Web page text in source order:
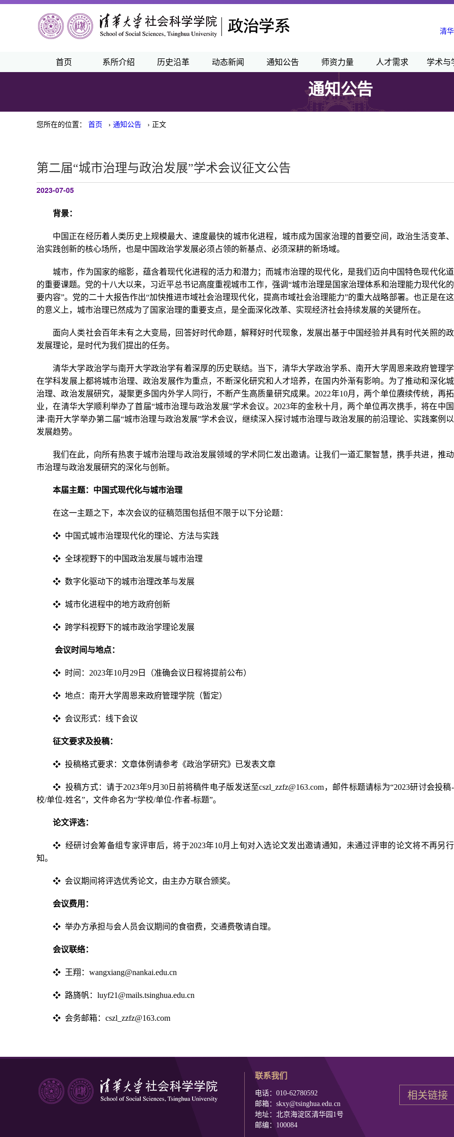
清
首页 系所介绍 历史沿革 动态新闻 通知公告 师资力量 人才需求 学术与
通知公告
您所在的位置： 首页 › 通知公告 › 正文
第二届“城市治理与政治发展”学术会议征文公告
2023-07-05
背景：
中国正在经历着人类历史上规模最大、速度最快的城市化进程，城市成为国家治理的首要空间，政治生活变革
治实践创新的核心场所，也是中国政治学发展必须占领的新基点、必须深耕的新场域。
城市，作为国家的缩影，蕴含着现代化进程的活力和潜力；而城市治理的现代化，是我们迈向中国特色现代化
的重要课题。党的十八大以来，习近平总书记高度重视城市工作，强调“城市治理是国家治理体系和治理能力现代化
要内容”。党的二十大报告作出“加快推进市域社会治理现代化，提高市域社会治理能力”的重大战略部署。也正是在
的意义上，城市治理已然成为了国家治理的重要支点，是全面深化改革、实现经济社会持续发展的关键所在。
面向人类社会百年未有之大变局，回答好时代命题，解释好时代现象，发展出基于中国经验并具有时代关照的
发展理论，是时代为我们提出的任务。
清华大学政治学与南开大学政治学有着深厚的历史联结。当下，清华大学政治学系、南开大学周恩来政府管理
在学科发展上都将城市治理、政治发展作为重点，不断深化研究和人才培养，在国内外渐有影响。为了推动和深化
治理、政治发展研究，凝聚更多国内外学人同行，不断产生高质量研究成果。2022年10月，两个单位赓续传统，再
业，在清华大学顺利举办了首届“城市治理与政治发展”学术会议。2023年的金秋十月，两个单位再次携手，将在中
津·南开大学举办第二届“城市治理与政治发展”学术会议，继续深入探讨城市治理与政治发展的前沿理论、实践案例
发展趋势。
我们在此，向所有热衷于城市治理与政治发展领域的学术同仁发出邀请。让我们一道汇聚智慧，携手共进，推
市治理与政治发展研究的深化与创新。
本届主题： 中国式现代化与城市治理
在这一主题之下，本次会议的征稿范围包括但不限于以下分论题：
❖ 中国式城市治理现代化的理论、方法与实践
❖ 全球视野下的中国政治发展与城市治理
❖ 数字化驱动下的城市治理改革与发展
❖ 城市化进程中的地方政府创新
❖ 跨学科视野下的城市政治学理论发展
会议时间与地点：
❖ 时间：2023年10月29日（准确会议日程将提前公布）
❖ 地点：南开大学周恩来政府管理学院（暂定）
❖ 会议形式：线下会议
征文要求及投稿：
❖ 投稿格式要求：文章体例请参考《政治学研究》已发表文章
❖ 投稿方式：请于2023年9月30日前将稿件电子版发送至cszl_zzfz@163.com，邮件标题请标为“2023研讨会投稿
校/单位-姓名”，文件命名为“学校/单位-作者-标题”。
论文评选：
❖ 经研讨会筹备组专家评审后，将于2023年10月上旬对入选论文发出邀请通知，未通过评审的论文将不再另
知。
❖ 会议期间将评选优秀论文，由主办方联合颁奖。
会议费用：
❖ 举办方承担与会人员会议期间的食宿费，交通费敬请自理。
会议联络：
❖ 王翔：wangxiang@nankai.edu.cn
❖ 路旖帆：luyf21@mails.tsinghua.edu.cn
❖ 会务邮箱：cszl_zzfz@163.com
联系我们
电话：010-62780592
邮箱：skxy@tsinghua.edu.cn
地址：北京海淀区清华园1号
邮编：100084